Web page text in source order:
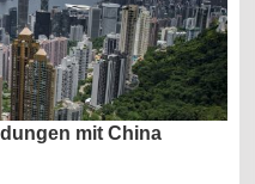
mit China